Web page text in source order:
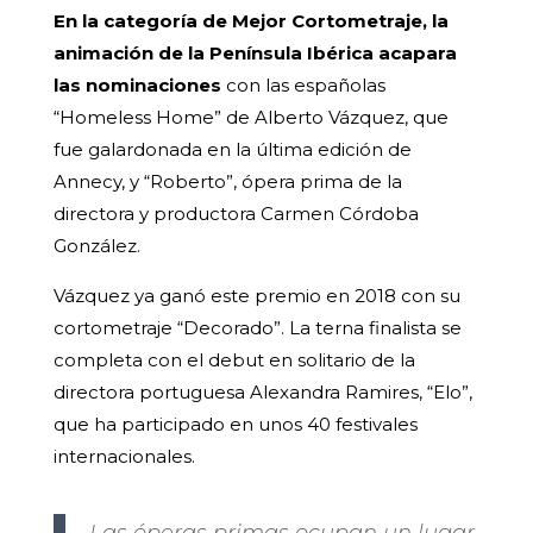
En la categoría de Mejor Cortometraje, la
animación de la Península Ibérica acapara
las nominaciones con las españolas
“Homeless Home” de Alberto Vázquez, que
fue galardonada en la última edición de
Annecy, y “Roberto”, ópera prima de la
directora y productora Carmen Córdoba
González.
Vázquez ya ganó este premio en 2018 con su
cortometraje “Decorado”. La terna finalista se
completa con el debut en solitario de la
directora portuguesa Alexandra Ramires, “Elo”,
que ha participado en unos 40 festivales
internacionales.